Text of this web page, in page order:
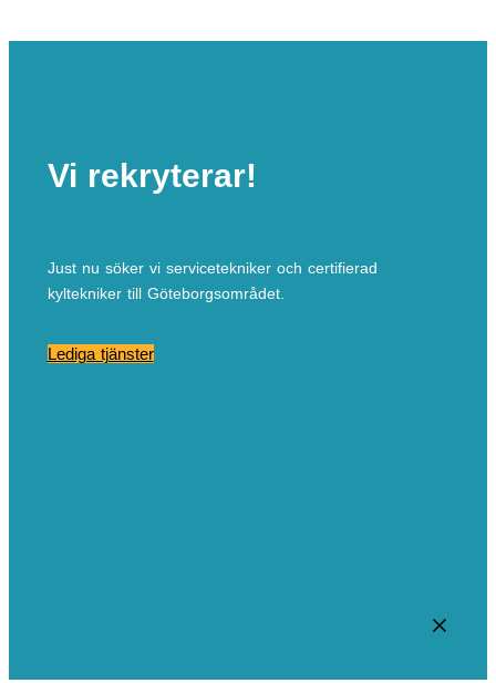
Vi rekryterar!
Just nu söker vi servicetekniker och certifierad
kyltekniker till Göteborgsområdet.
Lediga tjänster